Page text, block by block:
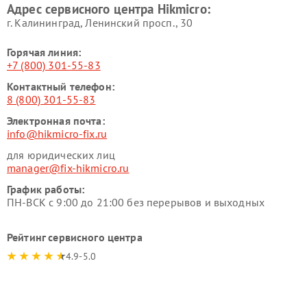
Адрес сервисного центра Hikmicro:
г. Калининград, Ленинский просп., 30
Горячая линия:
+7 (800) 301-55-83
Контактный телефон:
8 (800) 301-55-83
Электронная почта:
info@hikmicro-fix.ru
для юридических лиц
manager@fix-hikmicro.ru
График работы:
ПН-ВСК с 9:00 до 21:00 без перерывов и выходных
Рейтинг сервисного центра
4.9-5.0